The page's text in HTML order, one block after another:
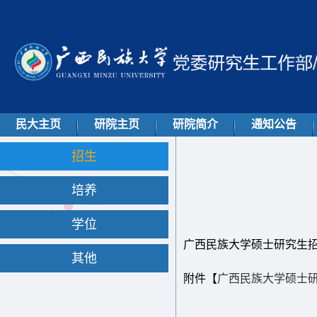
民大主页 研院主页 研院简介 通知公告
招生
培养
学位
其他
广西民族大学硕士研究生
附件【广西民族大学硕士